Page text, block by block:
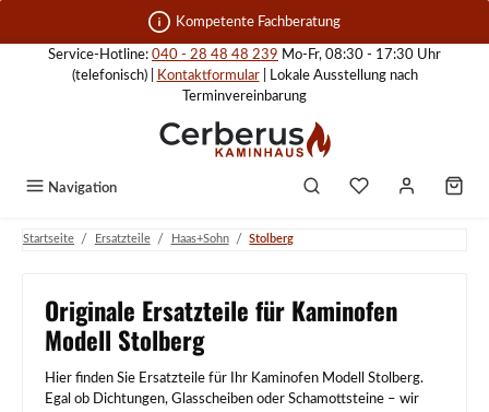
Zum Hauptinhalt springen Kompetente Fachberatung
Service-Hotline: 040 - 28 48 48 239 Mo-Fr, 08:30 - 17:30 Uhr
(telefonisch) |
Kontaktformular| Lokale Ausstellung nach
Terminvereinbarung
Navigation
Startseite / Ersatzteile / Haas+Sohn / Stolberg
Originale Ersatzteile für Kaminofen
Modell Stolberg
Hier finden Sie Ersatzteile für Ihr Kaminofen Modell Stolberg.
Egal ob Dichtungen, Glasscheiben oder Schamottsteine – wir